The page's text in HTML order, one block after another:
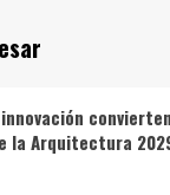
la Arquitectura